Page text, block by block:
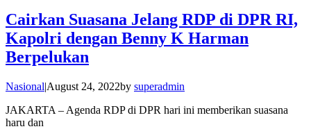
Cairkan Suasana Jelang RDP di DPR RI,
Kapolri dengan Benny K Harman
Berpelukan
Nasional|August 24, 2022by superadmin
JAKARTA – Agenda RDP di DPR hari ini memberikan suasana
haru dan